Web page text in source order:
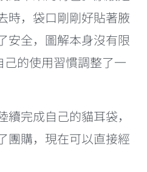
時，袋口剛剛好貼著腋
安全，圖解本身沒有限
的使用習慣調整了一
完成自己的貓耳袋，
團購，現在可以直接經